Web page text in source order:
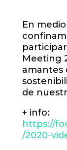
En
Meeting
amantes
de
+ info:
https://
/2020-